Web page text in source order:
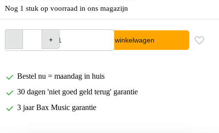
Nog 1 stuk op voorraad in ons magazijn
In winkelwagen
Bestel nu = maandag in huis
30 dagen 'niet goed geld terug' garantie
3 jaar Bax Music garantie